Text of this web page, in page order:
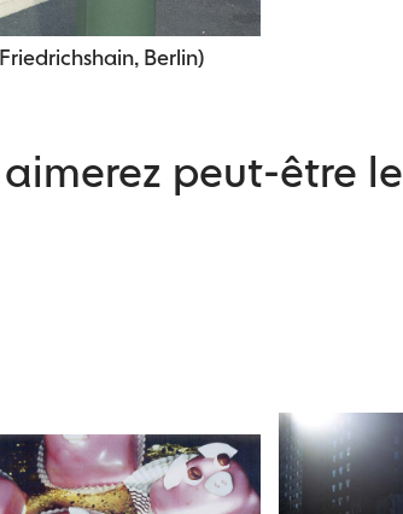
Berlin)
peut-être